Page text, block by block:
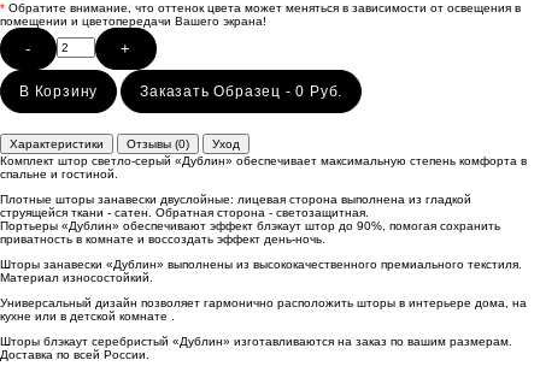
* Обратите внимание, что оттенок цвета может меняться в зависимости от освещения в
помещении и цветопередачи Вашего экрана!
- +
В Корзину Заказать Образец - 0 Руб.
Характеристики Отзывы (0)
Уход
Комплект штор светло-серый «Дублин» обеспечивает максимальную степень комфорта в
спальне и гостиной.
Плотные шторы занавески двуслойные: лицевая сторона выполнена из гладкой
струящейся ткани - сатен. Обратная сторона - светозащитная.
Портьеры «Дублин» обеспечивают эффект блэкаут штор до 90%, помогая сохранить
приватность в комнате и воссоздать эффект день-ночь.
Шторы занавески «Дублин» выполнены из высококачественного премиального текстиля.
Материал износостойкий.
Универсальный дизайн позволяет гармонично расположить шторы в интерьере дома, на
кухне или в детской комнате .
Шторы блэкаут серебристый «Дублин» изготавливаются на заказ по вашим размерам.
Доставка по всей России.